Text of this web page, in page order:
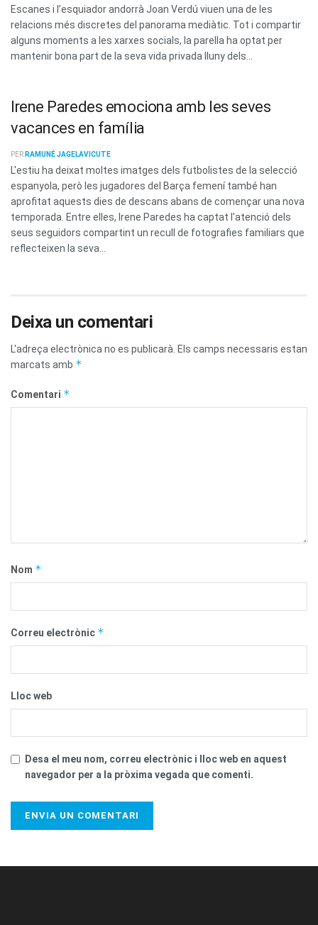
Escanes i l’esquiador andorrà Joan Verdú viuen una de les
relacions més discretes del panorama mediàtic. Tot i compartir
alguns moments a les xarxes socials, la parella ha optat per
mantenir bona part de la seva vida privada lluny dels...
Irene Paredes emociona amb les seves
vacances en família
PER RAMUNÉ JAGELAVICUTE
L'estiu ha deixat moltes imatges dels futbolistes de la selecció
espanyola, però les jugadores del Barça femení també han
aprofitat aquests dies de descans abans de començar una nova
temporada. Entre elles, Irene Paredes ha captat l'atenció dels
seus seguidors compartint un recull de fotografies familiars que
reflecteixen la seva...
Deixa un comentari
L'adreça electrònica no es publicarà. Els camps necessaris estan
marcats amb *
Comentari *
Nom *
Correu electrònic *
Lloc web
Desa el meu nom, correu electrònic i lloc web en aquest
navegador per a la pròxima vegada que comenti.